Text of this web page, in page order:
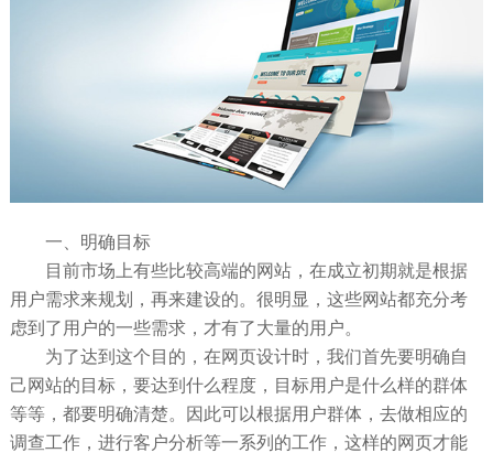
一、明确目标
目前市场上有些比较高端的网站，在成立初期就是根据
用户需求来规划，再来建设的。很明显，这些网站都充分考
虑到了用户的一些需求，才有了大量的用户。
为了达到这个目的，在网页设计时，我们首先要明确自
己网站的目标，要达到什么程度，目标用户是什么样的群体
等等，都要明确清楚。因此可以根据用户群体，去做相应的
调查工作，进行客户分析等一系列的工作，这样的网页才能